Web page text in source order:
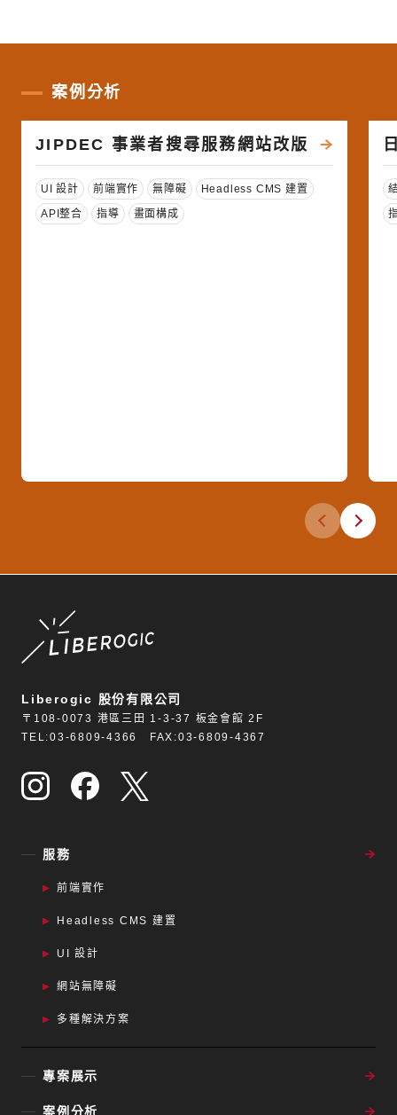
案例分析
JIPDEC 事業者搜尋服務網站改版
標籤
UI 設計 前端實作 無障礙
Headless CMS 建置
API整合
指導 畫面構成
上一張投影片
下一張
Liberogic 股份有限公司
〒108-0073 港區三田 1-3-37 板金會館 2F
TEL:03-6809-4366 FAX:03-6809-4367
服務
前端實作
Headless CMS 建置
UI 設計
網站無障礙
多種解決方案
專案展示
案例分析